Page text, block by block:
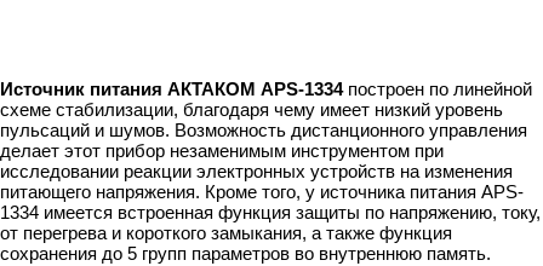
Источник питания АКТАКОМ APS-1334построен по линейной
схеме стабилизации, благодаря чему имеет низкий уровень
пульсаций и шумов. Возможность дистанционного управления
делает этот прибор незаменимым инструментом при
исследовании реакции электронных устройств на изменения
питающего напряжения. Кроме того, у источника питания APS-
1334 имеется встроенная функция защиты по напряжению, току,
от перегрева и короткого замыкания, а также функция
сохранения до 5 групп параметров во внутреннюю память.